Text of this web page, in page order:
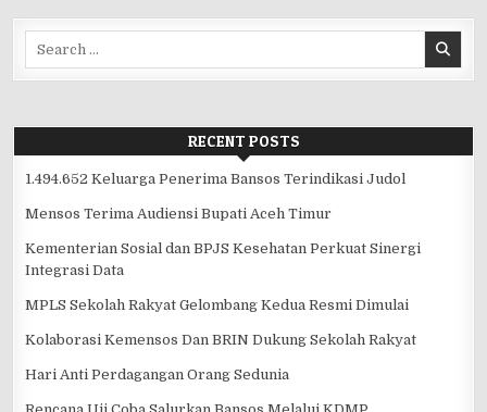
RECENT POSTS
1.494.652 Keluarga Penerima Bansos Terindikasi Judol
Mensos Terima Audiensi Bupati Aceh Timur
Kementerian Sosial dan BPJS Kesehatan Perkuat Sinergi
Integrasi Data
MPLS Sekolah Rakyat Gelombang Kedua Resmi Dimulai
Kolaborasi Kemensos Dan BRIN Dukung Sekolah Rakyat
Hari Anti Perdagangan Orang Sedunia